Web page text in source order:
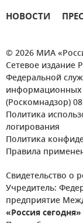
НОВОСТИ
© 2026 МИА
Сетевое издание
Федеральной
информационных
(Роскомнадзор)
Политика
логирования
Политика
Правила
Свидетельство о
Учредитель:
предприятие
«Россия сегодня»